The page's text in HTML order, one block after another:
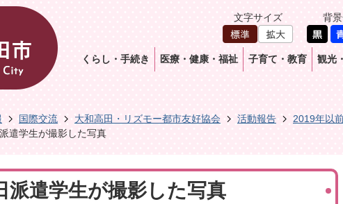
文字サイズ 背
くらし・手続き 医療・健康・福祉 子育て・教育 観光
国際交流 大和高田・リズモー都市友好協会 活動報告
2019年以
遣学生が撮影した写真
派遣学生が撮影した写真